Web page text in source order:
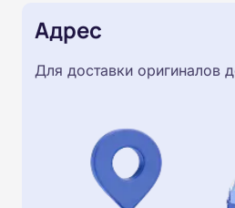
Адрес
Для доставки оригиналов